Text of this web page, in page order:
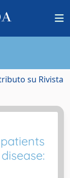
su Rivista